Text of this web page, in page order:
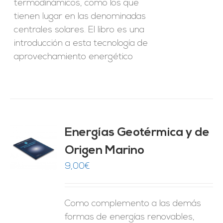
termodinámicos, como los que
tienen lugar en las denominadas
centrales solares. El libro es una
introducción a esta tecnología de
aprovechamiento energético
Energías Geotérmica y de
Origen Marino
9,00€
Como complemento a las demás
formas de energías renovables,